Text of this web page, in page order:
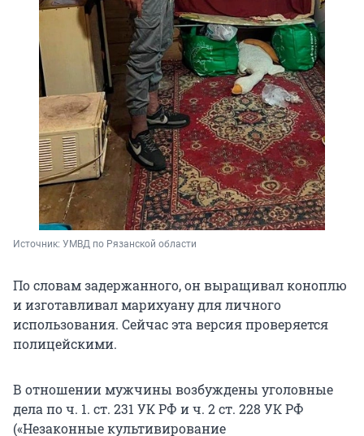
Источник: УМВД по Рязанской области
По словам задержанного, он выращивал коноплю
и изготавливал марихуану для личного
использования. Сейчас эта версия проверяется
полицейскими.
В отношении мужчины возбуждены уголовные
дела по ч. 1. ст. 231 УК РФ и ч. 2 ст. 228 УК РФ
(«Незаконные культивирование